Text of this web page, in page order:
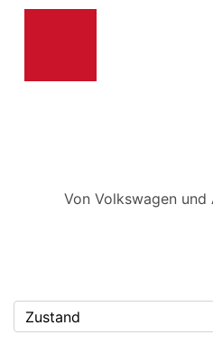
Von Volkswagen und
Zustand